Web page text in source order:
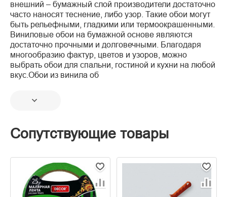
внешний – бумажный слой производители достаточно
часто наносят теснение, либо узор. Такие обои могут
быть рельефными, гладкими или термоокрашенными.
Виниловые обои на бумажной основе являются
достаточно прочными и долговечными. Благодаря
многообразию фактур, цветов и узоров, можно
выбрать обои для спальни, гостиной и кухни на любой
вкус.Обои из винила об
Сопутствующие товары